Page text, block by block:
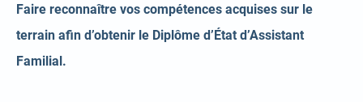
Faire reconnaître vos compétences acquises sur le
terrain afin d’obtenir le Diplôme d’État d’Assistant
Familial.